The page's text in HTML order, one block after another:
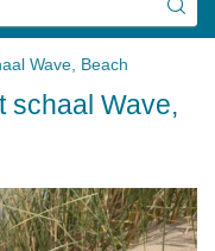
Wave, Beach
schaal Wave,